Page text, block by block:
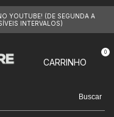
YOUTUBE! (DE SEGUNDA A
INTERVALOS)
CARRINHO
0
Buscar